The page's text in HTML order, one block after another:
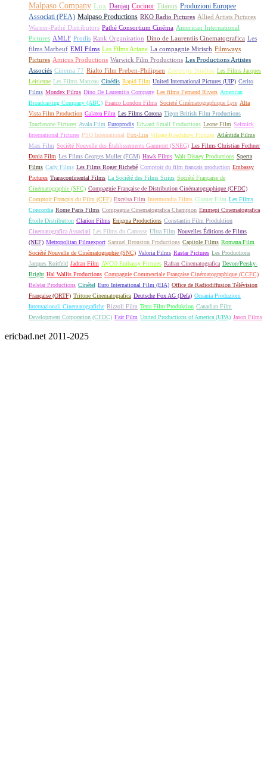
Malpaso Company Lux Danjaq Cocinor Titanus Produzioni Europee
Associati (PEA) Malpaso Productions RKO Radio Pictures Allied Artists Pictures
Warner-Pathé Distributors Pathé Consortium Cinéma American International
Pictures AMLF Prodis Rank Organisation Dino de Laurentiis Cinematografica Les
films Marbeuf EMI Films Les Films Ariane La compagnie Mirisch Filmways
Pictures Amicus Productions Warwick Film Productions Les Productions Artistes
Associés Cinema 77 Rialto Film Preben-Philipsen Zoetrope Studios Les Films Jacques
Leitienne Les Films Marceau Cinédis Rapid Film United International Pictures (UIP) Cerito
Films Mondex Films Dino De Laurentiis Company Les films Fernand Rivers American
Broadcasting Company (ABC) Franco London Films Societé Cinématographique Lyre Alta
Vista Film Production Galatea Film Les Films Corona Tigon British Film Productions
Touchstone Pictures Avala Film Europrodis Edward Small Productions Leone Film Selznick
International Pictures PSO International Fox-Lira Village Roadshow Pictures Atlántida Films
Mars Film Société Nouvelle des Établissements Gaumont (SNEG) Les Films Christian Fechner
Dania Film Les Films Georges Muller (FGM) Hawk Films Walt Disney Productions Specta
Films Cady Films Les Films Roger Richebé Comptoir du film français production Embassy
Pictures Transcontinental Films La Société des Films Sirius Société Française de
Cinématographie (SFC) Compagnie Française de Distribution Cinématographique (CFDC)
Comptoir Français du Film (CFF) Excelsa Film Intermondia Films Glomer Film Les Films
Concordia Rome Paris Films Compagnia Cinematografica Champion Emmepi Cinematografica
Étoile Distribution Clarion Films Enigma Productions Constantin Film Produktion
Cinematografica Associati Les Films du Carrosse Ultra Film Nouvelles Éditions de Films
(NEF) Metropolitan Filmexport Samuel Bronston Productions Capitole Films Romana Film
Société Nouvelle de Cinématographie (SNC) Valoria Films Rastar Pictures Les Productions
Jacques Roitfeld Jadran Film AVCO Embassy Pictures Rafran Cinematografica Devon/Persky-
Bright Hal Wallis Productions Compagnie Commerciale Française Cinématographique (CCFC)
Belstar Productions Cinétel Euro International Film (EIA) Office de Radiodiffusion Télévision
Française (ORTF) Tritone Cinematografica Deutsche Fox AG (Defa) Oceania Produzioni
Internazionali Cinematografiche Rizzoli Film Terra Film Produktion Canadian Film
Development Corporation (CFDC) Fair Film United Productions of America (UPA) Jason Films
ericbad.net 2011-2025